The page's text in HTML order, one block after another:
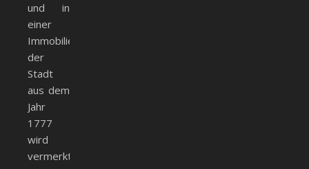
und in
einer
Immobilienaufstellung
der
Stadt
aus dem
Jahr
1777
wird
vermerkt: